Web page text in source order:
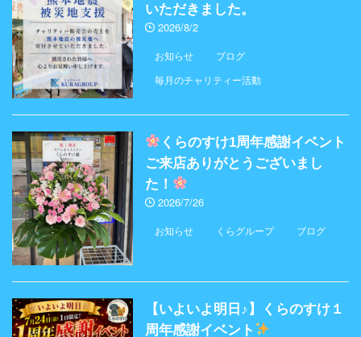
いただきました。
2026/8/2
お知らせ
ブログ
毎月のチャリティー活動
くらのすけ1周年感謝イベント
ご来店ありがとうございまし
た！
2026/7/26
お知らせ くらグループ ブログ
【いよいよ明日♪】くらのすけ１
周年感謝イベント